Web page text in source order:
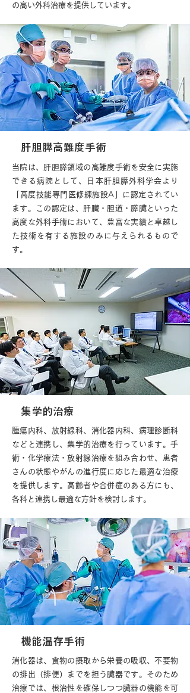
の高い外科治療を提供しています。
肝胆膵高難度手術
当院は、肝胆膵領域の高難度手術を安全に実施
できる病院として、日本肝胆膵外科学会より
「高度技能専門医修練施設A」に認定されてい
ます。この認定は、肝臓・胆道・膵臓といった
高度な外科手術において、豊富な実績と卓越し
た技術を有する施設のみに与えられるもので
す。
集学的治療
腫瘍内科、放射線科、消化器内科、病理診断科
などと連携し、集学的治療を行っています。手
術・化学療法・放射線治療を組み合わせ、患者
さんの状態やがんの進行度に応じた最適な治療
を提供します。高齢者や合併症のある方にも、
各科と連携し最適な方針を検討します。
機能温存手術
消化器は、食物の摂取から栄養の吸収、不要物
の排出（排便）までを担う臓器です。そのため
治療では、根治性を確保しつつ臓器の機能を可